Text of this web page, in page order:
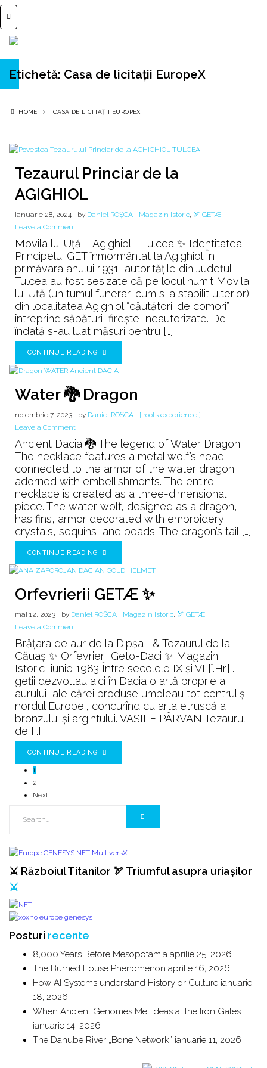
Etichetă: Casa de licitații EuropeX
HOME CASA DE LICITAȚII EUROPEX
Tezaurul Princiar de la
AGIGHIOL
ianuarie 28, 2024 by Daniel ROȘCA Magazin Istoric, 🏹 GETÆ
Leave a Commenton
Tezaurul
Princiar
AGIGHIOL
Movila lui Uță – Agighiol – Tulcea ✨ Identitatea
Principelui GET înmormântat la Agighiol În
primăvara anului 1931, autoritățile din Județul
Tulcea au fost sesizate că pe locul numit Movila
lui Uță (un tumul funerar, cum s-a stabilit ulterior)
din localitatea Agighiol “căutătorii de comori”
întreprind săpături, firește, neautorizate. De
îndată s-au luat măsuri pentru […]
CONTINUE READING
Water 🐉 Dragon
noiembrie 7, 2023 by Daniel ROȘCA
[ roots experience ]
Leave a Commenton
Water
Dragon
Ancient Dacia 🐉 The legend of Water Dragon
The necklace features a metal wolf’s head
connected to the armor of the water dragon
adorned with embellishments. The entire
necklace is created as a three-dimensional
piece. The water wolf, designed as a dragon,
has fins, armor decorated with embroidery,
crystals, sequins, and beads. The dragon’s tail […]
CONTINUE READING
Orfevrierii GETÆ ✨
mai 12, 2023 by Daniel ROȘCA Magazin Istoric, 🏹 GETÆ
Leave a Commenton
Orfevrierii
GETÆ
✨
Brățara de aur de la Dipșa & Tezaurul de la
Căuaș ✨ Orfevrierii Geto-Daci ✨ Magazin
Istoric, iunie 1983 Între secolele IX şi VI [î.Hr.]…
geții dezvoltau aici în Dacia o artă proprie a
aurului, ale cărei produse umpleau tot centrul şi
nordul Europei, concurînd cu arta etruscă a
bronzului şi argintului. VASILE PÂRVAN Tezaurul
de […]
CONTINUE READING
1
2
Next
⚔️ Războiul Titanilor 🏹 Triumful asupra uriașilor
⚔️
Posturi recente
8,000 Years Before Mesopotamia aprilie 25, 2026
The Burned House Phenomenon aprilie 16, 2026
How AI Systems understand History or Culture ianuarie
18, 2026
When Ancient Genomes Met Ideas at the Iron Gates
ianuarie 14, 2026
The Danube River „Bone Network” ianuarie 11, 2026